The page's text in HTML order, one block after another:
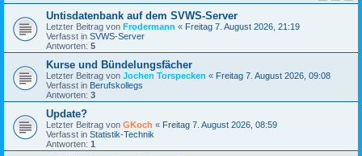
Untisdatenbank auf dem SVWS-Server
Letzter Beitrag von Frodermann « Freitag 7. August 2026, 21:19
Verfasst in SVWS-Server
Antworten: 5
Kurse und Bündelungsfächer
Letzter Beitrag von Jochen Torspecken « Freitag 7. August 2026, 09:08
Verfasst in Berufskollegs
Antworten: 3
Update?
Letzter Beitrag von GKoch « Freitag 7. August 2026, 08:59
Verfasst in Statistik-Technik
Antworten: 1